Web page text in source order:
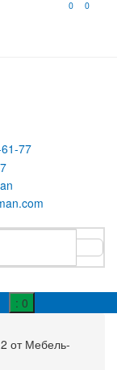
0 0
: 0
от Мебель-